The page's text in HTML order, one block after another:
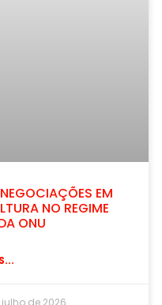
EM
NO REGIME
ONU